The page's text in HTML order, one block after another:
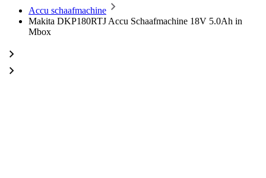
Accu schaafmachine
Makita DKP180RTJ Accu Schaafmachine 18V 5.0Ah in
Mbox